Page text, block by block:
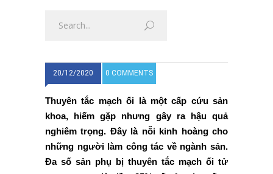
20/12/2020 0 COMMENTS
Thuyên tắc mạch ối là một cấp cứu sản
khoa, hiếm gặp nhưng gây ra hậu quả
nghiêm trọng. Đây là nỗi kinh hoàng cho
những người làm công tác về ngành sản.
Đa số sản phụ bị thuyên tắc mạch ối tử